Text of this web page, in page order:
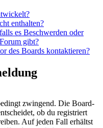
enthalten?
es Beschwerden oder
gibt?
des Boards kontaktieren?
zwingend. Die Board-
ob du registriert
Auf jeden Fall erhältst